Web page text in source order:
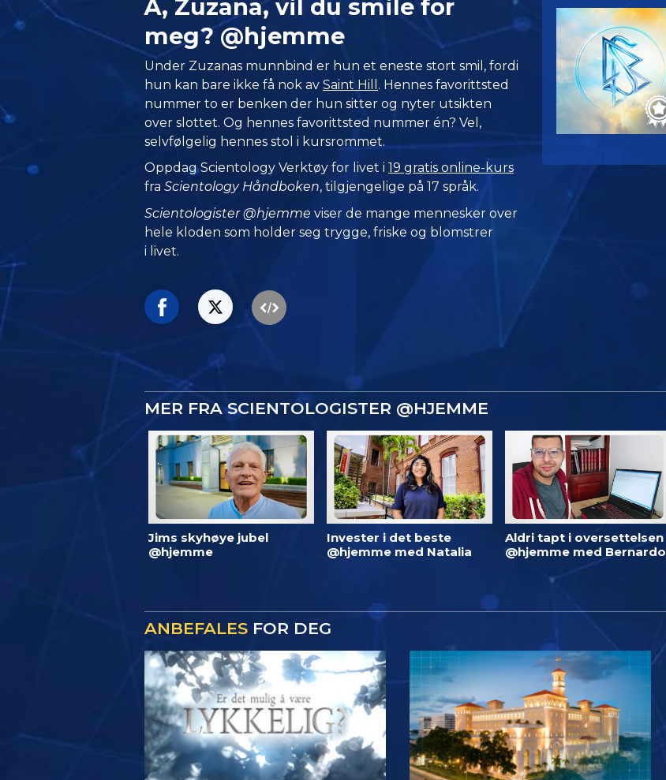
Å, Zuzana, vil du smile for
meg? @hjemme
Under Zuzanas munnbind er hun et eneste stort smil, fordi
hun kan bare ikke få nok avSaint Hill . Hennes favorittsted
nummer to er benken der hun sitter og nyter utsikten
over slottet. Og hennes favorittsted nummer én? Vel,
selvfølgelig hennes stol i kursrommet.
Oppdag Scientology Verktøy for livet i19 gratis online-kurs
fraScientology Håndboken, tilgjengelige på 17 språk.
Scientologister @hjemme viser de mange mennesker over
hele kloden som holder seg trygge, friske og blomstrer
i livet.
MER FRA SCIENTOLOGISTER @HJEMME
Jims skyhøye jubel
@hjemme
Invester i det beste
@hjemme med Natalia
Aldri tapt i oversettelsen
@hjemme med Bernardo
ANBEFALES FOR DEG